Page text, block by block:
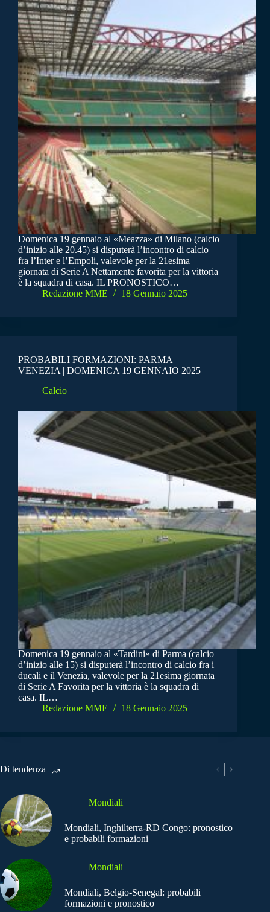
Domenica 19 gennaio al «Meazza» di Milano (calcio
d’inizio alle 20.45) si disputerà l’incontro di calcio
fra l’Inter e l’Empoli, valevole per la 21esima
giornata di Serie A Nettamente favorita per la vittoria
è la squadra di casa. IL PRONOSTICO…
Redazione MME
18 Gennaio 2025
PROBABILI FORMAZIONI: PARMA –
VENEZIA | DOMENICA 19 GENNAIO 2025
Calcio
Domenica 19 gennaio al «Tardini» di Parma (calcio
d’inizio alle 15) si disputerà l’incontro di calcio fra i
ducali e il Venezia, valevole per la 21esima giornata
di Serie A Favorita per la vittoria è la squadra di
casa. IL…
Redazione MME
18 Gennaio 2025
Di tendenza
Mondiali
Mondiali, Inghilterra-RD Congo: pronostico
e probabili formazioni
Mondiali
Mondiali, Belgio-Senegal: probabili
formazioni e pronostico